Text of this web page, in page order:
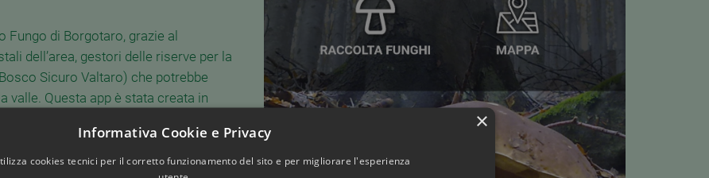
di Borgotaro, grazie al
dell’area, gestori delle riserve per la
Sicuro Valtaro) che potrebbe
valle. Questa app è stata creata in
(Vigili del Fuoco, Soccorso
e sviluppata da Geomedia, che da
sistemi tecnologici.
×
Informativa Cookie e Privacy
cookies tecnici per il corretto funzionamento del sito e per migliorare l'esperienza